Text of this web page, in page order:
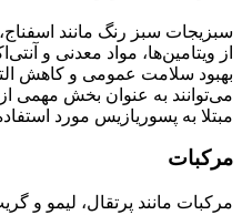
سبزیجات سبز رنگ مانند
از ویتامین‌ها، مواد معدنی و
بهبود سلامت عمومی و کاهش
می‌توانند به عنوان بخش مهمی
مبتلا به پسوریازیس مورد
مرکبات